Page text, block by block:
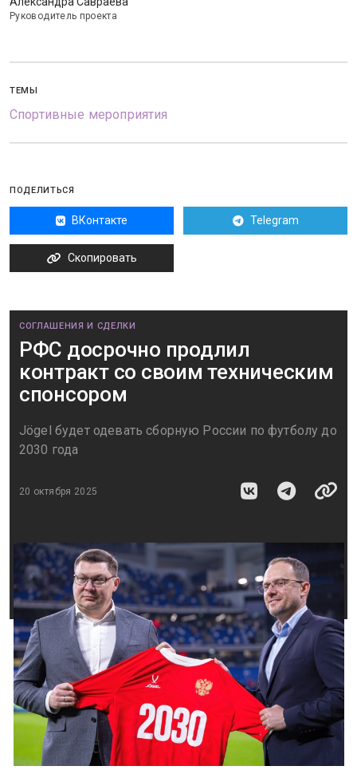
Руководитель проекта
ТЕМЫ
Спортивные мероприятия
ПОДЕЛИТЬСЯ
ВКонтакте Telegram
Скопировать
СОГЛАШЕНИЯ И СДЕЛКИ
РФС досрочно продлил
контракт со своим техническим
спонсором
Jögel будет одевать сборную России по футболу до
2030 года
20 октября 2025